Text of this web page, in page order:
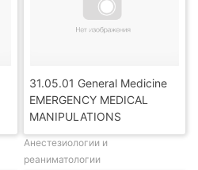
31.05.01 General Medicine
EMERGENCY MEDICAL
MANIPULATIONS
Анестезиологии и
реаниматологии